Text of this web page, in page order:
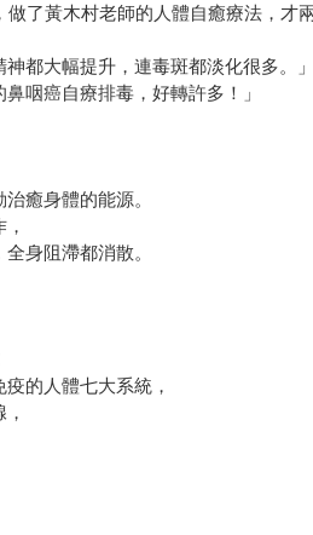
了黃木村老師的人體自癒療法，才
都大幅提升，連毒斑都淡化很多。
咽癌自療排毒，好轉許多！」
癒身體的能源。
身阻滯都消散。
的人體七大系統，